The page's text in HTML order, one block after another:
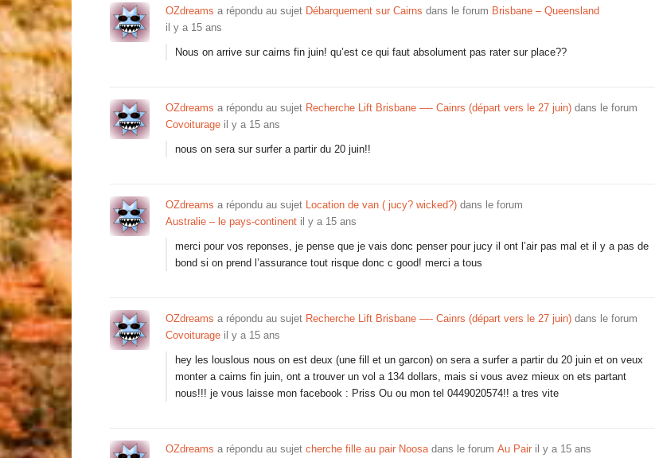
OZdreams a répondu au sujet Débarquement sur Cairns dans le forum Brisbane – Queensland
il y a 15 ans
Nous on arrive sur cairns fin juin! qu’est ce qui faut absolument pas rater sur place??
OZdreams a répondu au sujet Recherche Lift Brisbane —- Cainrs (départ vers le 27 juin) dans le forum
Covoiturage il y a 15 ans
nous on sera sur surfer a partir du 20 juin!!
OZdreams a répondu au sujet Location de van ( jucy? wicked?) dans le forum
Australie – le pays-continent il y a 15 ans
merci pour vos reponses, je pense que je vais donc penser pour jucy il ont l’air pas mal et il y a pas de
bond si on prend l’assurance tout risque donc c good! merci a tous
OZdreams a répondu au sujet Recherche Lift Brisbane —- Cainrs (départ vers le 27 juin) dans le forum
Covoiturage il y a 15 ans
hey les louslous nous on est deux (une fill et un garcon) on sera a surfer a partir du 20 juin et on veux
monter a cairns fin juin, ont a trouver un vol a 134 dollars, mais si vous avez mieux on ets partant
nous!!! je vous laisse mon facebook : Priss Ou ou mon tel 0449020574!! a tres vite
OZdreams a répondu au sujet cherche fille au pair Noosadans le forum Au Pair il y a 15 ans